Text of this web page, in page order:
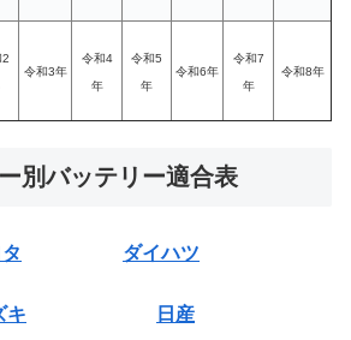
2
令和3年
令和4
年
令和5
年
令和6年
令和7
年
令和8年
別バッテリー適合表
タ ダイハツ
キ 日産